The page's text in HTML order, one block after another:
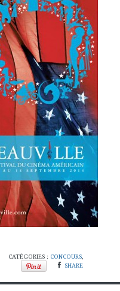
CATÉGORIES : CONCOURS,
SHARE